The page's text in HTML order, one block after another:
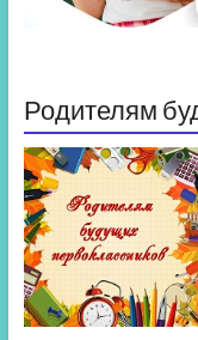
Родителям